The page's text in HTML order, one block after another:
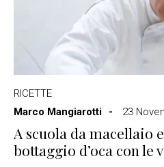
RICETTE
Marco Mangiarotti
23
A scuola da macellaio
bottaggio d’oca con le